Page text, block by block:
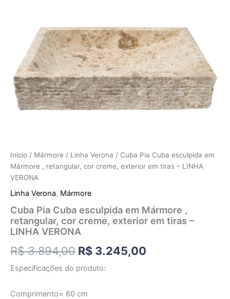
Início / Mármore / Linha Verona / Cuba Pia Cuba esculpida em
Mármore , retangular, cor creme, exterior em tiras – LINHA
VERONA
Linha Verona, Mármore
Cuba Pia Cuba esculpida em Mármore ,
retangular, cor creme, exterior em tiras –
LINHA VERONA
R$3.894,00 R$ 3.245,00
Especificações do produto:
Comprimento= 60 cm